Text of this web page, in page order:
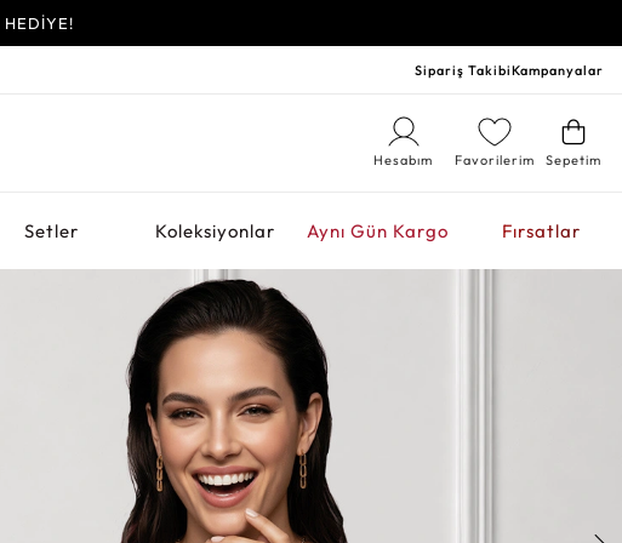
HEDİYE!
Sipariş TakibiKampanyalar
Sepetim
Favorilerim
Hesabım
Setler Koleksiyonlar Aynı Gün Kargo Fırsatlar